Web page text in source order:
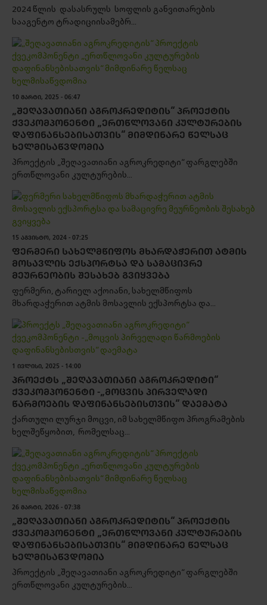
2024 წლის დასასრულს სოფლის განვითარების
სააგენტო ტრადიციისამებრ...
10 ᲛᲐᲠᲢᲘ, 2025 - 06:47
„ᲨᲔᲦᲐᲕᲐᲗᲘᲐᲜᲘ ᲐᲒᲠᲝᲙᲠᲔᲓᲘᲢᲘᲡ“ ᲞᲠᲝᲔᲥᲢᲘᲡ
ᲥᲕᲔᲙᲝᲛᲞᲝᲜᲔᲜᲢᲘ „ᲔᲠᲗᲬᲚᲝᲕᲐᲜᲘ ᲙᲣᲚᲢᲣᲠᲔᲑᲘᲡ
ᲓᲐᲤᲘᲜᲐᲜᲡᲔᲑᲘᲡᲐᲗᲕᲘᲡ“ ᲛᲘᲛᲓᲘᲜᲐᲠᲔ ᲬᲔᲚᲡᲐᲪ
ᲮᲔᲚᲛᲘᲡᲐᲬᲕᲓᲝᲛᲘᲐ
პროექტის „შეღავათიანი აგროკრედიტი“ ფარგლებში
ერთწლოვანი კულტურების...
15 ᲐᲒᲕᲘᲡᲢᲝ, 2024 - 07:25
ᲤᲔᲠᲛᲔᲠᲘ ᲡᲐᲮᲔᲚᲛᲬᲘᲤᲝᲡ ᲛᲮᲐᲠᲓᲐᲭᲔᲠᲘᲗ ᲐᲢᲛᲘᲡ
ᲛᲝᲡᲐᲕᲚᲘᲡ ᲔᲥᲡᲞᲝᲠᲢᲡᲐ ᲓᲐ ᲡᲐᲛᲐᲪᲘᲕᲠᲔ
ᲛᲔᲣᲠᲜᲔᲝᲑᲘᲡ ᲨᲔᲡᲐᲮᲔᲑ ᲒᲕᲘᲧᲕᲔᲑᲐ
ფერმერი, ტარიელ აქოიანი, სახელმწიფოს
მხარდაჭერით ატმის მოსავლის ექსპორტსა და...
1 ᲘᲕᲚᲘᲡᲘ, 2025 - 14:00
ᲞᲠᲝᲔᲥᲢᲡ „ᲨᲔᲦᲐᲕᲐᲗᲘᲐᲜᲘ ᲐᲒᲠᲝᲙᲠᲔᲓᲘᲢᲘ“
ᲥᲕᲔᲙᲝᲛᲞᲝᲜᲔᲜᲢᲘ -„ᲛᲝᲪᲕᲘᲡ ᲞᲘᲠᲕᲔᲚᲐᲓᲘ
ᲬᲐᲠᲛᲝᲔᲑᲘᲡ ᲓᲐᲤᲘᲜᲐᲜᲡᲔᲑᲘᲡᲗᲕᲘᲡ“ ᲓᲐᲔᲛᲐᲢᲐ
ქართული ლურჯი მოცვი, იმ სახელმწიფო პროგრამების
ხელშეწყობით, რომელსაც...
26 ᲛᲐᲠᲢᲘ, 2026 - 07:38
„ᲨᲔᲦᲐᲕᲐᲗᲘᲐᲜᲘ ᲐᲒᲠᲝᲙᲠᲔᲓᲘᲢᲘᲡ“ ᲞᲠᲝᲔᲥᲢᲘᲡ
ᲥᲕᲔᲙᲝᲛᲞᲝᲜᲔᲜᲢᲘ „ᲔᲠᲗᲬᲚᲝᲕᲐᲜᲘ ᲙᲣᲚᲢᲣᲠᲔᲑᲘᲡ
ᲓᲐᲤᲘᲜᲐᲜᲡᲔᲑᲘᲡᲐᲗᲕᲘᲡ“ ᲛᲘᲛᲓᲘᲜᲐᲠᲔ ᲬᲔᲚᲡᲐᲪ
ᲮᲔᲚᲛᲘᲡᲐᲬᲕᲓᲝᲛᲘᲐ
პროექტის „შეღავათიანი აგროკრედიტი“ ფარგლებში
ერთწლოვანი კულტურების...